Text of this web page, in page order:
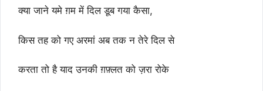
क्या जाने यमे ग़म में दिल डूब गया कैसा,
किस तह को गए अरमां अब तक न तेरे दिल से
करता तो है याद उनकी ग़फ़्लत को ज़रा रोके